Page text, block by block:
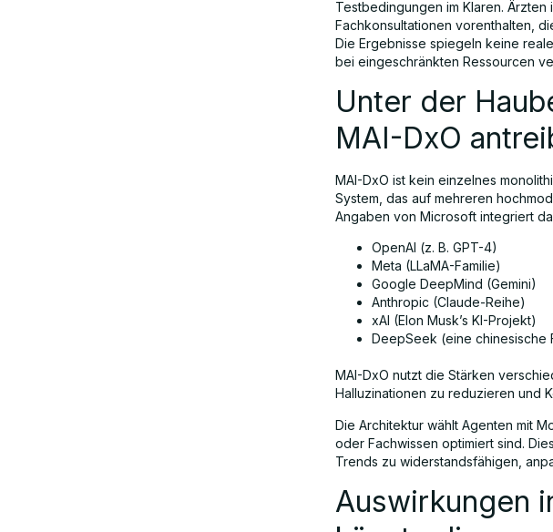
Testbedingungen im Klaren.
Fachkonsultationen vorenthalten,
Die Ergebnisse spiegeln keine
bei eingeschränkten Ressourcen
Unter der
MAI-DxO
MAI-DxO ist kein einzelnes
System, das auf mehreren
Angaben von Microsoft integriert
OpenAI (z. B. GPT-4)
Meta (LLaMA-Familie)
Google DeepMind (Gemini)
Anthropic (Claude-Reihe)
xAI (Elon Musk’s KI-Projekt)
DeepSeek (eine chinesische
MAI-DxO nutzt die Stärken
Halluzinationen zu reduzieren und
Die Architektur wählt Agenten mit
oder Fachwissen optimiert sind.
Trends zu widerstandsfähigen,
Auswirkungen